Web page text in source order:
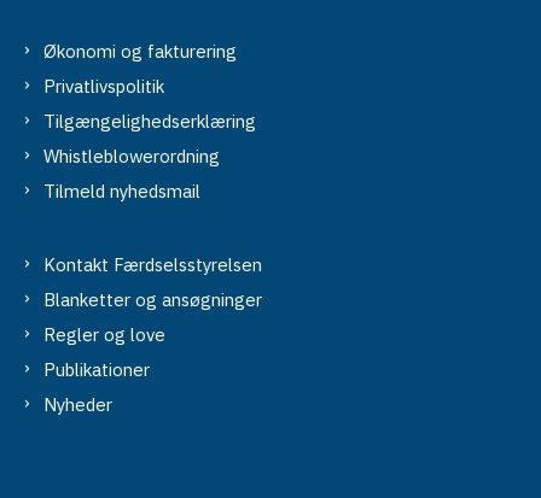
Økonomi og fakturering
Privatlivspolitik
Tilgængelighedserklæring
Whistleblowerordning
Tilmeld nyhedsmail
Kontakt Færdselsstyrelsen
Blanketter og ansøgninger
Regler og love
Publikationer
Nyheder